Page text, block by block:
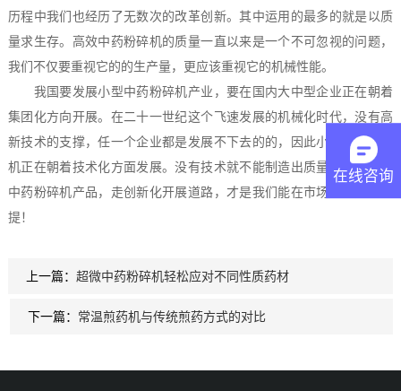
历程中我们也经历了无数次的改革创新。其中运用的最多的就是以质
量求生存。高效中药粉碎机的质量一直以来是一个不可忽视的问题，
我们不仅要重视它的的生产量，更应该重视它的机械性能。
我国要发展小型中药粉碎机产业，要在国内大中型企业正在朝着
集团化方向开展。在二十一世纪这个飞速发展的机械化时代，没有高
新技术的支撑，任一个企业都是发展不下去的的，因此小型中药粉碎
机正在朝着技术化方面发展。没有技术就不能制造出质量优质的小型
中药粉碎机产品，走创新化开展道路，才是我们能在市场上立足的前
提！
上一篇： 超微中药粉碎机轻松应对不同性质药材
下一篇： 常温煎药机与传统煎药方式的对比
在线咨询